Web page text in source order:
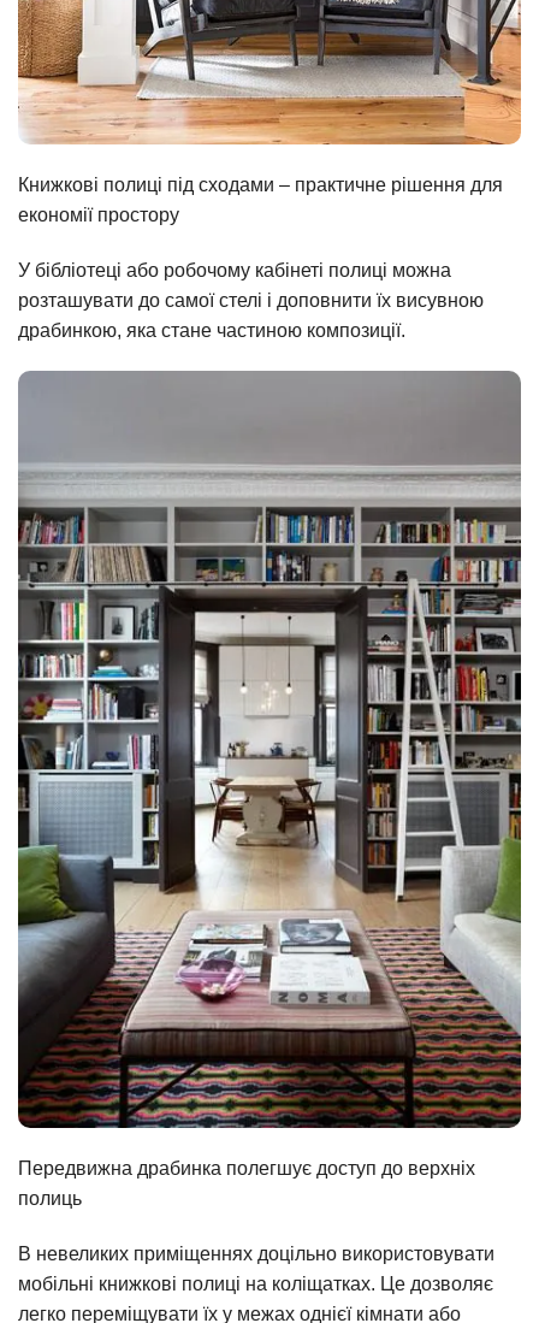
Книжкові полиці під сходами – практичне рішення для
економії простору
У бібліотеці або робочому кабінеті полиці можна
розташувати до самої стелі і доповнити їх висувною
драбинкою, яка стане частиною композиції.
Передвижна драбинка полегшує доступ до верхніх
полиць
В невеликих приміщеннях доцільно використовувати
мобільні книжкові полиці на коліщатках. Це дозволяє
легко переміщувати їх у межах однієї кімнати або